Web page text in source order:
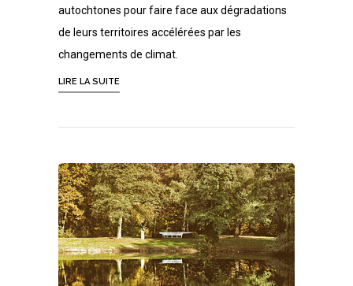
autochtones pour faire face aux dégradations
de leurs territoires accélérées par les
changements de climat.
LIRE LA SUITE